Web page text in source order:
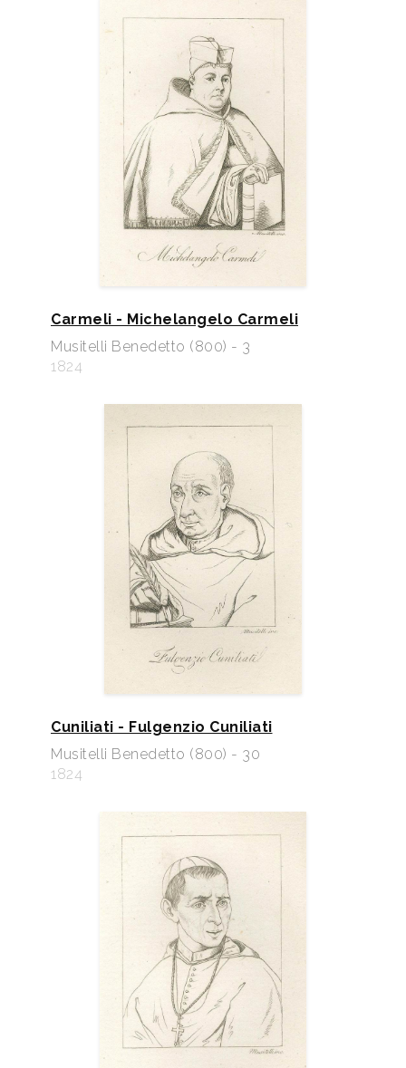
Carmeli - Michelangelo Carmeli
Musitelli Benedetto (800) - 3
1824
Cuniliati - Fulgenzio Cuniliati
Musitelli Benedetto (800) - 30
1824